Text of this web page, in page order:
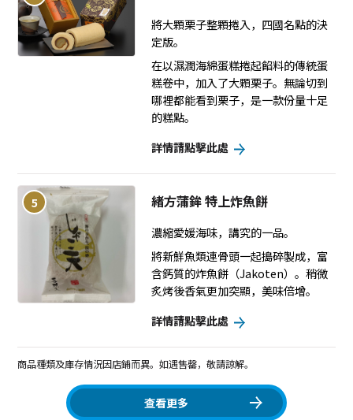
將大顆栗子整顆捲入，四國名點的決
定版。
在以濕潤海綿蛋糕捲起餡料的傳統蛋
糕卷中，加入了大顆栗子。無論切到
哪裡都能看到栗子，是一款份量十足
的糕點。
詳情請點擊此處
5 緒方蒲鉾 特上炸魚餅
濃縮愛媛海味，講究的一品。
將新鮮魚類連骨頭一起搗碎製成，富
含鈣質的炸魚餅（Jakoten）。稍微
炙烤後香氣更加突顯，美味倍增。
詳情請點擊此處
商品種類及庫存情況因店鋪而異。如遇售罄，敬請諒解。
查看更多